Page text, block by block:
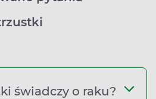
świadczy o raku?